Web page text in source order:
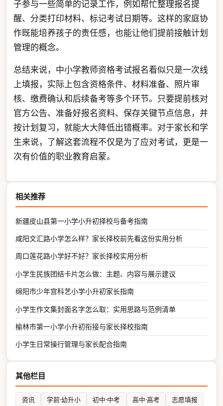
子参与一些简单的记录工作，例如帮忙整理报名提
醒、分类打印材料、标记考试日期等。这样的家庭协
作既能培养孩子的责任感，也能让他们提前接触计划
管理的概念。
总结来说，中小学教师资格考试报名看似只是一次线
上填报，实际上包含资格条件、材料准备、照片审
核、缴费确认和后续备考等多个环节。只要提前核对
官方公告、准备好报名资料、保存关键节点信息，并
按计划复习，就能大大降低出错概率。对于家长和学
生来说，了解这套流程不仅是为了应对考试，更是一
次有价值的职业教育启蒙。
相关推荐
新疆皮山县第一小学小升初择校与备考指南
咸阳文汇路小学怎么样？家长择校前先看这份实用分析
周口莲花路小学好不好？家长择校实用分析
小学生民族团结卡片怎么做：主题、内容与展示建议
绵阳市少年宫科艺小学小升初家长指南
小学生作文集封面名字怎么取：实用思路与范例清单
榆林市第一小学小升初衔接与家长择校指南
小学生日常操行管理与家长配合指南
其他栏目
资讯 学前·幼升小 初中·中考 高中·高考 志愿填报